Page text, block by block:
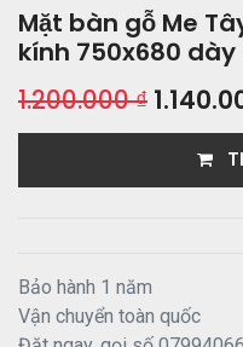
Mặt bàn gỗ Me
kính 750x680
1.200.000₫
Bảo hành 1 năm
Vận chuyển toàn quốc